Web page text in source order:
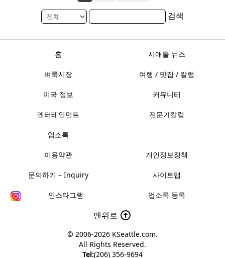
검색
홈 시애틀 뉴스
벼룩시장 여행 / 맛집 / 칼럼
미국 정보 커뮤니티
엔터테인먼트 전문가칼럼
업소록
이용약관 개인정보정책
문의하기 – Inquiry 사이트맵
인스타그램 업소록 등록
맨위로
© 2006-2026 KSeattle.com.
All Rights Reserved.
Tel:(206) 356-9694